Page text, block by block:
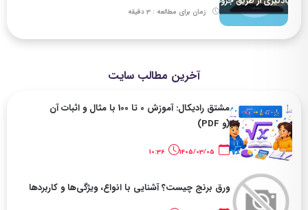
زمان برای مطالعه : 3 دقیقه
آخرین مطالب سایت
مشتق رادیکال: آموزش 0 تا 100 با مثال و اثبات آن
(و PDF)
10:36
ورق برنج چیست؟ آشنایی با انواع، ویژگی‌ها و کاربردها